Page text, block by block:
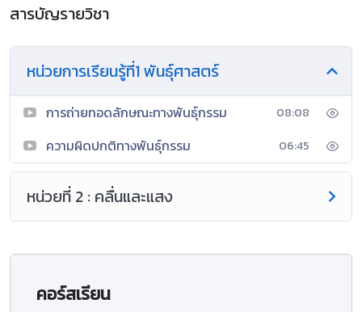
สารบัญรายวิชา
หน่วยการเรียนรู้ที่1 พันธุ์ศาสตร์
การถ่ายทอดลักษณะทางพันธุ์กรรม 08:08
ความผิดปกติทางพันธุ์กรรม 06:45
หน่วยที่ 2 : คลื่นและแสง
คอร์สเรียน